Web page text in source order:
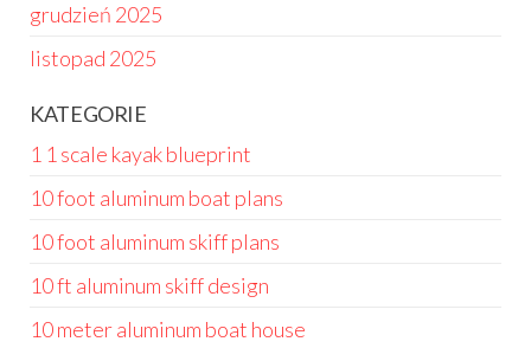
grudzień 2025
listopad 2025
KATEGORIE
1 1 scale kayak blueprint
10 foot aluminum boat plans
10 foot aluminum skiff plans
10 ft aluminum skiff design
10 meter aluminum boat house